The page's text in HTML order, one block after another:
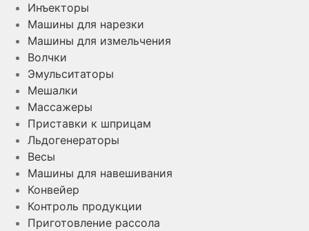
Инъекторы
Машины для нарезки
Машины для измельчения
Волчки
Эмульситаторы
Мешалки
Массажеры
Приставки к шприцам
Льдогенераторы
Весы
Машины для навешивания
Конвейер
Контроль продукции
Приготовление рассола